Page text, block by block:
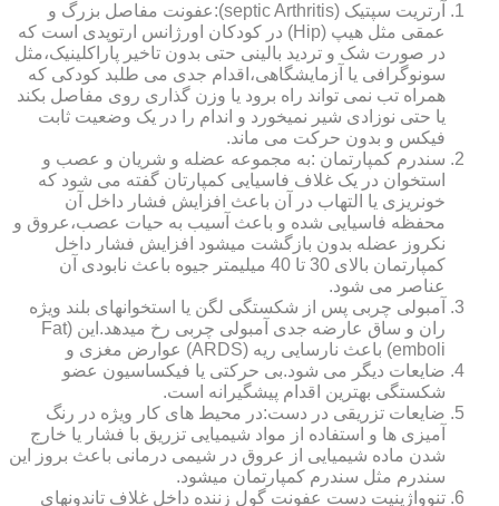
آرتریت سپتیک (septic Arthritis):عفونت مفاصل بزرگ و
عمقی مثل هیپ (Hip) در کودکان اورژانس ارتوپدی است که
در صورت شک و تردید بالینی حتی بدون تاخیر پاراکلینیک،مثل
سونوگرافی یا آزمایشگاهی،اقدام جدی می طلبد کودکی که
همراه تب نمی تواند راه برود یا وزن گذاری روی مفاصل بکند
یا حتی نوزادی شیر نمیخورد و اندام را در یک وضعیت ثابت
فیکس و بدون حرکت می ماند.
سندرم کمپارتمان :به مجموعه عضله و شریان و عصب و
استخوان در یک غلاف فاسیایی کمپارتان گفته می شود که
خونریزی یا التهاب در آن باعث افزایش فشار داخل آن
محفظه فاسیایی شده و باعث آسیب به حیات عصب،عروق و
نکروز عضله بدون بازگشت میشود افزایش فشار داخل
کمپارتمان بالای 30 تا 40 میلیمتر جیوه باعث نابودی آن
عناصر می شود.
آمبولی چربی پس از شکستگی لگن یا استخوانهای بلند ویژه
ران و ساق عارضه جدی آمبولی چربی رخ میدهد.این (Fat
emboli) باعث نارسایی ریه (ARDS) عوارض مغزی و
ضایعات دیگر می شود.بی حرکتی یا فیکساسیون عضو
شکستگی بهترین اقدام پیشگیرانه است.
ضایعات تزریقی در دست:در محیط های کار ویژه در رنگ
آمیزی ها و استفاده از مواد شیمیایی تزریق با فشار یا خارج
شدن ماده شیمیایی از عروق در شیمی درمانی باعث بروز این
سندرم مثل سندرم کمپارتمان میشود.
تنوواژینیت دست عفونت گول زننده داخل غلاف تاندونهای